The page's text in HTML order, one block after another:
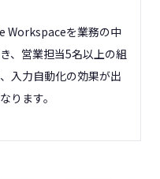
Workspaceを業務の中
、営業担当5名以上の組
入力自動化の効果が出
ります。